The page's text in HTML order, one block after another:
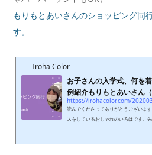
もりもとあいさんのショッピング同
す。
Iroha Color
お子さんの入学式、何を
例紹介もりもとあいさん（
https://irohacolor.com/
読んでくださってありがとうございま
スをしているおしゃれのいろはです。